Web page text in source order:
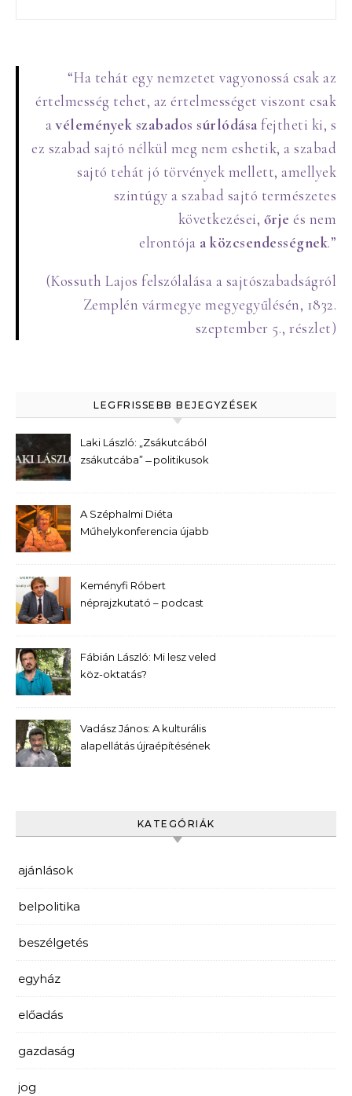
“Ha tehát egy nemzetet vagyonossá csak az
értelmesség tehet, az értelmességet viszont csak
avélemények szabados súrlódása fejtheti ki, s
ez szabad sajtó nélkül meg nem eshetik, a szabad
sajtó tehát jó törvények mellett, amellyek
szintúgy a szabad sajtó természetes
következései, őrje és nem
elrontója a közcsendességnek.”
(Kossuth Lajos felszólalása a sajtószabadságról
Zemplén vármegye megyegyűlésén, 1832.
szeptember 5., részlet)
LEGFRISSEBB BEJEGYZÉSEK
Laki László: „Zsákutcából
zsákutcába” ̶ politikusok
A Széphalmi Diéta
Műhelykonferencia újabb
Keményfi Róbert
néprajzkutató – podcast
Fábián László: Mi lesz veled
köz-oktatás?
Vadász János: A kulturális
alapellátás újraépítésének
KATEGÓRIÁK
ajánlások
belpolitika
beszélgetés
egyház
előadás
gazdaság
jog